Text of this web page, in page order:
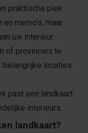
praktische plek
en memo's, maar
uw interieur.
of provincies te
belangrijke locaties
past een landkaart
interieurs.
landkaart?